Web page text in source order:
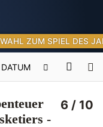
WAHL ZUM SPIEL DES
DATUM
-
6 / 10